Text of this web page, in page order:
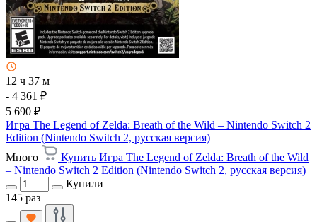
12 ч 37 м
- 4 361 ₽
5 690 ₽
Игра The Legend of Zelda: Breath of the Wild – Nintendo Switch 2
Edition (Nintendo Switch 2, русская версия)
Много
Купить Игра The Legend of Zelda: Breath of the Wild
– Nintendo Switch 2 Edition (Nintendo Switch 2, русская версия)
Купили
145 раз